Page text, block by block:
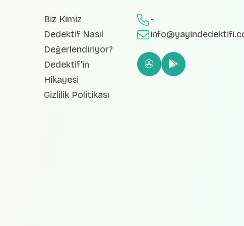
Biz Kimiz
Dedektif Nasıl
Değerlendiriyor?
Dedektif'in
Hikayesi
Gizlilik Politikası
-